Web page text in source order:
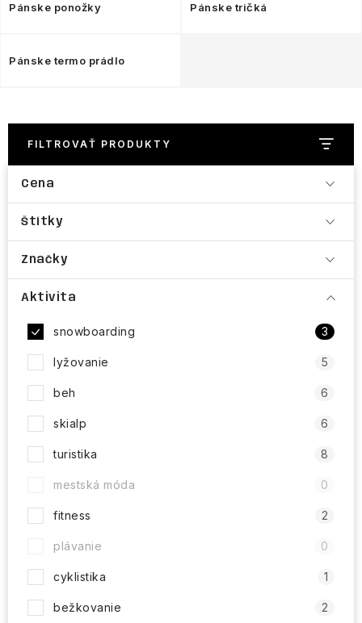
Pánske ponožky Pánske tričká
Pánske termo prádlo
FILTROVAŤ PRODUKTY
Cena
Štítky
Značky
Aktivita
snowboarding 3
lyžovanie 5
beh 6
skialp 6
turistika 8
mestská móda 0
fitness 2
plávanie 0
cyklistika 1
bežkovanie 2